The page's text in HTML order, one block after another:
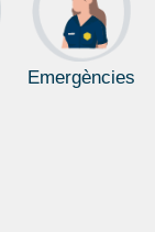
Emergències